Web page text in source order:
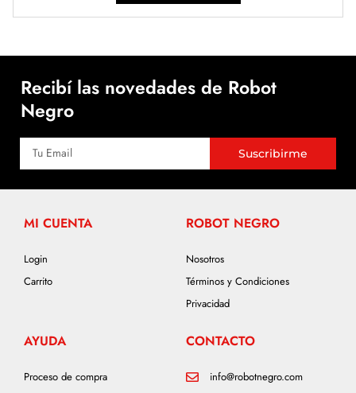
Recibí las novedades de Robot
Negro
Suscribirme
MI CUENTA
Login
Carrito
ROBOT NEGRO
Nosotros
Términos y Condiciones
Privacidad
AYUDA
Proceso de compra
CONTACTO
info@robotnegro.com